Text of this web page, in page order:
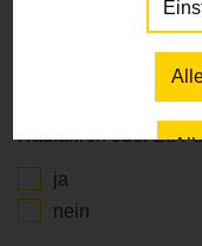
Radfahren oder Zu
ja
nein